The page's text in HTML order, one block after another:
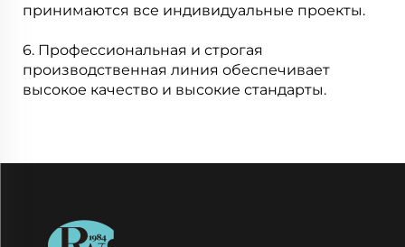
принимаются все индивидуальные проекты.
6. Профессиональная и строгая
производственная линия обеспечивает
высокое качество и высокие стандарты.